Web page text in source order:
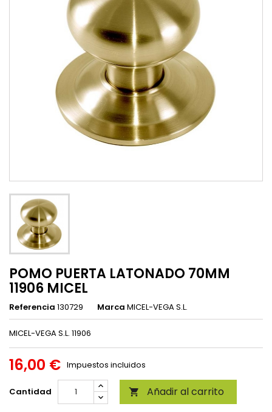
POMO PUERTA LATONADO 70MM
11906 MICEL
Referencia 130729 Marca MICEL-VEGA S.L.
MICEL-VEGA S.L. 11906
16,00 € Impuestos incluidos
Cantidad  Añadir al carrito